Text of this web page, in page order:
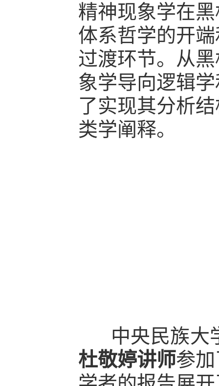
精神现象学在
体系哲学的开
过渡环节。从
象学导向逻辑
了实现其分析
类学阐释。
中央民族大
杜敬婷讲师参